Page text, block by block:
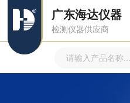
广东海达仪器
检测仪器供应商